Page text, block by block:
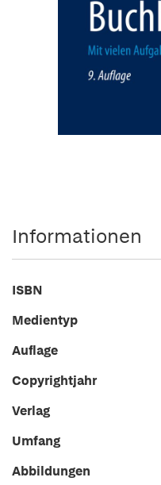
Informationen
ISBN
Medientyp
Auflage
Copyrightjahr
Verlag
Umfang
Abbildungen